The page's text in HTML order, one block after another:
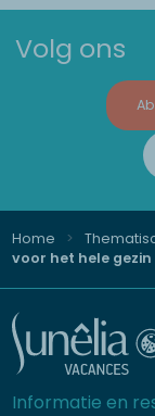
Volg ons
Home
voor het hele gezin
Informatie en